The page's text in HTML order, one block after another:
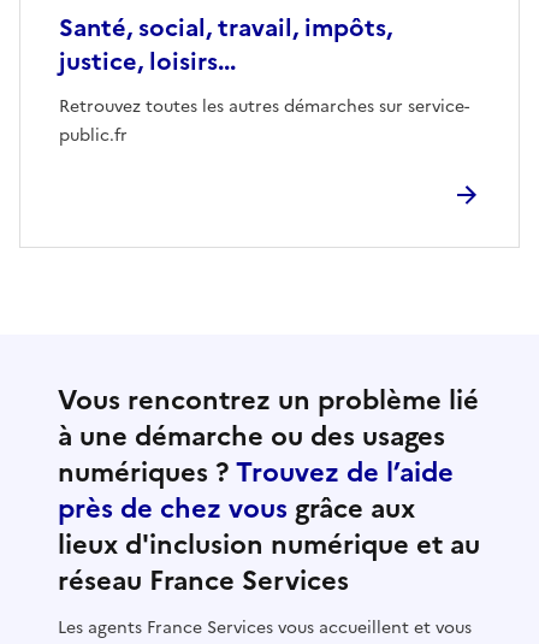
Santé, social, travail, impôts,
justice, loisirs...
Retrouvez toutes les autres démarches sur service-
public.fr
Vous rencontrez un problème lié
à une démarche ou des usages
numériques ?Trouvez de l’aide
près de chez vous grâce aux
lieux d'inclusion numérique et au
réseau France Services
Les agents France Services vous accueillent et vous